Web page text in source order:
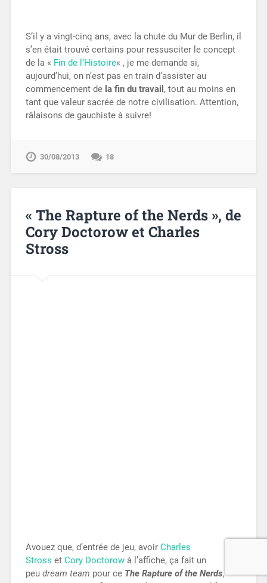
S’il y a vingt-cinq ans, avec la chute du Mur de Berlin, il
s’en était trouvé certains pour ressusciter le concept
de la « Fin de l’Histoire« , je me demande si,
aujourd’hui, on n’est pas en train d’assister au
commencement de la fin du travail , tout au moins en
tant que valeur sacrée de notre civilisation. Attention,
râlaisons de gauchiste à suivre!
30/08/2013 18
« The Rapture of the Nerds », de
Cory Doctorow et Charles
Stross
Avouez que, d’entrée de jeu, avoir Charles
Stross et Cory Doctorowà l’affiche, ça fait un
peu dream team pour ce The Rapture of theNerds,